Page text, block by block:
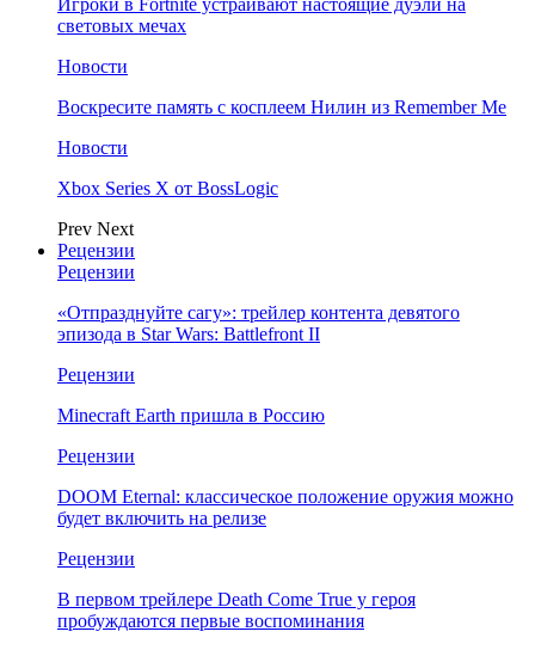
Игроки в Fortnite устраивают настоящие дуэли на
световых мечах
Новости
Воскресите память с косплеем Нилин из Remember Me
Новости
Xbox Series X от BossLogic
Prev Next
Рецензии
Рецензии
«Отпразднуйте сагу»: трейлер контента девятого
эпизода в Star Wars: Battlefront II
Рецензии
Minecraft Earth пришла в Россию
Рецензии
DOOM Eternal: классическое положение оружия можно
будет включить на релизе
Рецензии
В первом трейлере Death Come True у героя
пробуждаются первые воспоминания